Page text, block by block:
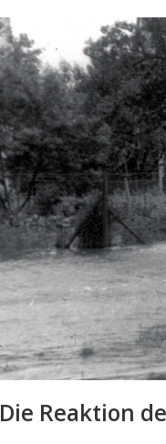
Die Reaktion